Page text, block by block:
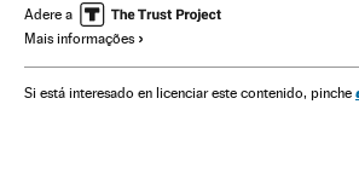
Doenças infecciosas Doenças respiratórias
Ministério Saúde
Futebol Esportes Quarentena
Adere a
Mais informações
Si está interesado en licenciar este contenido, pinche